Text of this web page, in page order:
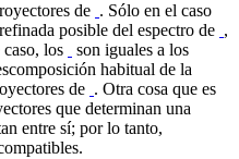
de . Sólo en el caso
posible del espectro de ,
caso, los
son iguales a los
habitual de la
de . Otra cosa que es
que determinan una
entre sí; por lo tanto,